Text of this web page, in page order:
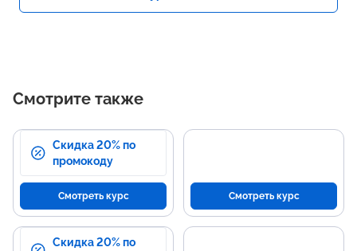
Смотрите также
Скидка 20% по
промокоду
Смотреть курс Смотреть курс
Скидка 20% по